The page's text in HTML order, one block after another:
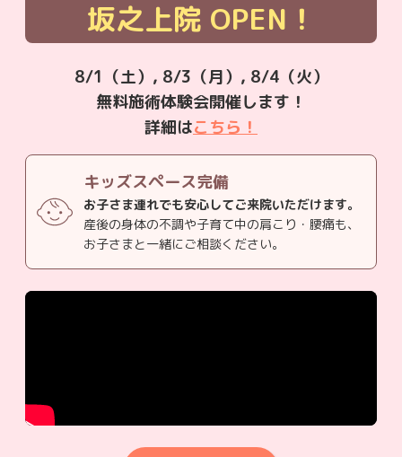
坂之上院 OPEN！
8/1（土）, 8/3（月）, 8/4（火）
無料施術体験会開催します！
詳細はこちら！
キッズスペース完備
お子さま連れでも安心してご来院いただけます。
産後の身体の不調や子育て中の肩こり・腰痛も、
お子さまと一緒にご相談ください。